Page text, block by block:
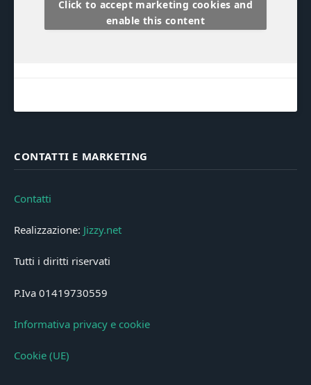
Click to accept marketing cookies and
enable this content
CONTATTI E MARKETING
Contatti
Realizzazione: Jizzy.net
Tutti i diritti riservati
P.Iva 01419730559
Informativa privacy e cookie
Cookie (UE)